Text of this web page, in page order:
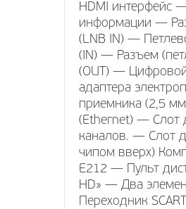
HDMI интерфейс
информации —
(LNB IN) —
(IN) — Разъем
(OUT) —
адаптера
приемника (2,5
(Ethernet) — Слот
каналов. — Слот
чипом вверх)
E212 — Пульт
HD» — Два
Переходник